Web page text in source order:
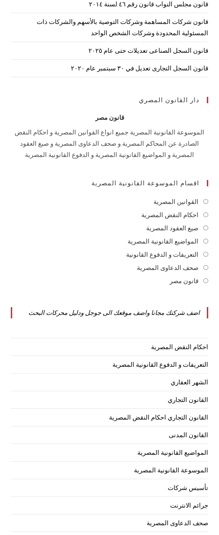
قانون مجلس النواب قانون رقم ٤٦ لسنة ٢٠١٤
قانون شركات المساهمة وشركات التوصية بالأسهم والشركات ذات
المسئولية المحدودة وشركات الشخص الواحد
قانون السجل الصناعى تعديلات حتى عام ٢٠٢٥
قانون السجل التجارى تعديل في ٣٠ سبتمبر عام ٢٠٢٠
دار القانون المصري
قانون مصر
الموسوعة القانونية المصرية جميع انواع القوانين المصرية و احكام النقض
الصادرة عن المحاكم المصرية و صحف الدعاوى المصرية و صيغ العقود
المصرية و المواضيع القانونية المصرية و الدفوع القانونية المصرية
اقسام الموسوعة القانونية المصرية
القوانين المصرية
in
new
tab
احكام النقض المصرية
a
new
صيغ العقود المصرية
in
a
new
المواضيع القانونية المصرية
inالتعريفات و الدفوع القانونية
صحف الدعاوى المصرية
tab
قانون مصر
new
اضف شركتك مجانا واضف موقعك الى جوجل ودليل محركات البحث
احكام النقض المصرية
التعريفات و الدفوع القانونية المصرية
الشهر العقاري
القانون التجاري
القانون التجاري احكام النقض المصرية
القانون المدنى
المواضيع القانونية المصرية
الموسوعة القانونية المصرية
تأسيس شركات
جرائم الانترنت
صحف الدعاوى المصرية